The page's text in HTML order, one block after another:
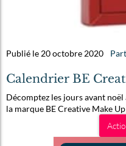
Publié le 20 octobre 2020
Calendrier BE
Décomptez les jours avant
la marque BE Creative Make Up